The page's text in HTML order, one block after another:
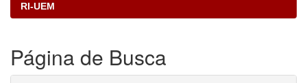
RI-UEM
Página de Busca